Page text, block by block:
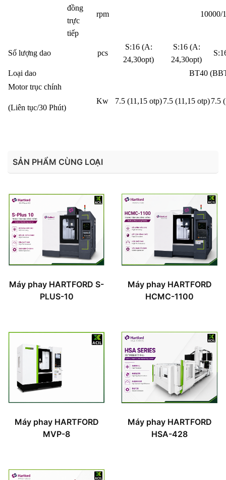
đồng
trực
tiếp
rpm 10000/
Số lượng dao pcs
S:16 (A:
24,30opt)
S:16 (A:
24,30opt)
Loại dao
BT40
Motor trục chính
(Liên tục/30 Phút)
Kw 7.5 (11,15 otp)7.5 (11,15 otp)7.5
SẢN PHẨM CÙNG LOẠI
Máy phay HARTFORD S-
PLUS-10
Máy phay HARTFORD
HCMC-1100
Máy phay HARTFORD
MVP-8
Máy phay HARTFORD
HSA-428